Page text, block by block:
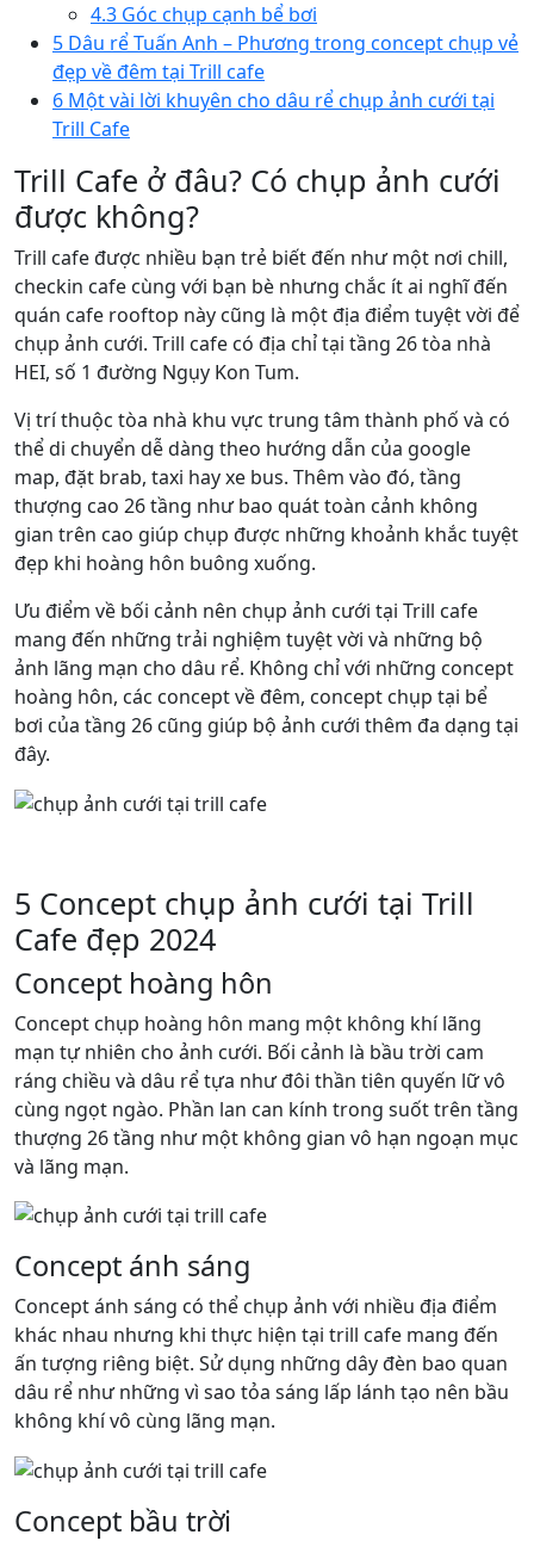
4.3 Góc chụp cạnh bể bơi
5 Dâu rể Tuấn Anh – Phương trong concept chụp vẻ
đẹp về đêm tại Trill cafe
6 Một vài lời khuyên cho dâu rể chụp ảnh cưới tại
Trill Cafe
Trill Cafe ở đâu? Có chụp ảnh cưới
được không?
Trill cafe được nhiều bạn trẻ biết đến như một nơi chill,
checkin cafe cùng với bạn bè nhưng chắc ít ai nghĩ đến
quán cafe rooftop này cũng là một địa điểm tuyệt vời để
chụp ảnh cưới. Trill cafe có địa chỉ tại tầng 26 tòa nhà
HEI, số 1 đường Ngụy Kon Tum.
Vị trí thuộc tòa nhà khu vực trung tâm thành phố và có
thể di chuyển dễ dàng theo hướng dẫn của google
map, đặt brab, taxi hay xe bus. Thêm vào đó, tầng
thượng cao 26 tầng như bao quát toàn cảnh không
gian trên cao giúp chụp được những khoảnh khắc tuyệt
đẹp khi hoàng hôn buông xuống.
Ưu điểm về bối cảnh nên chụp ảnh cưới tại Trill cafe
mang đến những trải nghiệm tuyệt vời và những bộ
ảnh lãng mạn cho dâu rể. Không chỉ với những concept
hoàng hôn, các concept về đêm, concept chụp tại bể
bơi của tầng 26 cũng giúp bộ ảnh cưới thêm đa dạng tại
đây.
5 Concept chụp ảnh cưới tại Trill
Cafe đẹp 2024
Concept hoàng hôn
Concept chụp hoàng hôn mang một không khí lãng
mạn tự nhiên cho ảnh cưới. Bối cảnh là bầu trời cam
ráng chiều và dâu rể tựa như đôi thần tiên quyến lữ vô
cùng ngọt ngào. Phần lan can kính trong suốt trên tầng
thượng 26 tầng như một không gian vô hạn ngoạn mục
và lãng mạn.
Concept ánh sáng
Concept ánh sáng có thể chụp ảnh với nhiều địa điểm
khác nhau nhưng khi thực hiện tại trill cafe mang đến
ấn tượng riêng biệt. Sử dụng những dây đèn bao quan
dâu rể như những vì sao tỏa sáng lấp lánh tạo nên bầu
không khí vô cùng lãng mạn.
Concept bầu trời